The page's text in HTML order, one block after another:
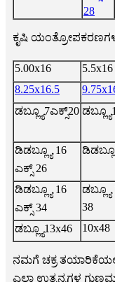
28
ಕೃಷಿ
5.00x16 5.5x16
8.25x16.5
ಡಬ್ಲ್ಯೂ7ಎಕ್ಸ್20
ಡಿಡಬ್ಲ್ಯೂ 16
ಎಕ್ಸ್ 26
ಡಿಡಬ್ಲ್ಯೂ 16
ಎಕ್ಸ್ 34
ಡಬ್ಲ್ಯೂ
38
ಡಬ್ಲ್ಯೂ13x46 10x48
ನಮಗೆ ಚಕ್ರ
ಎಲ್ಲಾ ಉತ್ಪನ್ನಗಳ